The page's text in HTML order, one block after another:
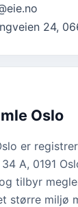
24,
Oslo
er
A, 0191
tilbyr
større miljø